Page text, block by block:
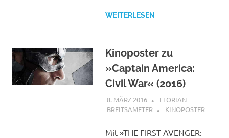
WEITERLESEN
Kinoposter zu
»Captain America:
Civil War« (2016)
8. MÄRZ 2016
FLORIAN
BREITSAMETER
KINOPOSTER
Mit »THE FIRST AVENGER: